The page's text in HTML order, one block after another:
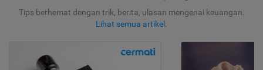
Tips berhemat dengan trik, berita, ulasan mengenai keuangan.
Lihat semua artikel .